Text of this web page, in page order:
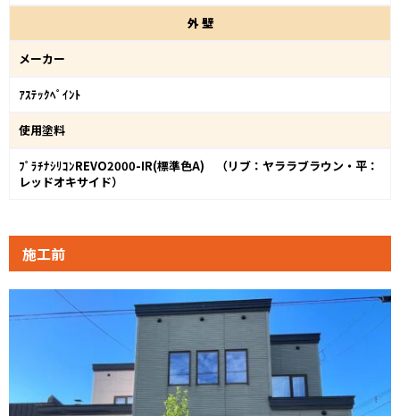
外壁
メーカー
ｱｽﾃｯｸﾍﾟｲﾝﾄ
使用塗料
ﾌﾟﾗﾁﾅｼﾘｺﾝREVO2000-IR(標準色A) （リブ：ヤララブラウン・平：
レッドオキサイド）
施工前